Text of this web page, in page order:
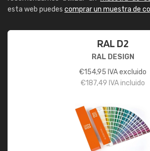
esta web puedes comprar un muestra de
RAL D2
RAL DESIGN
€154,95 IVA excluido
€187,49 IVA incluido